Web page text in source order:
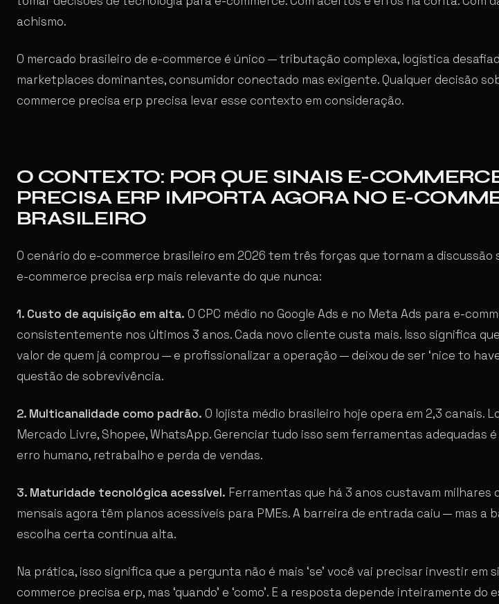
achismo.
O mercado brasileiro de e-commerce é único — tributação complexa, logística
marketplaces dominantes, consumidor conectado mas exigente. Qualquer decisão
commerce precisa erp precisa levar esse contexto em consideração.
O CONTEXTO: POR QUE SINAIS E-
PRECISA ERP IMPORTA AGORA NO E-
BRASILEIRO
O cenário do e-commerce brasileiro em 2026 tem três forças que tornam a discussão
e-commerce precisa erp mais relevante do que nunca:
1. Custo de aquisição em alta. O CPC médio no Google Ads e no Meta Ads para e-
consistentemente nos últimos 3 anos. Cada novo cliente custa mais. Isso significa
valor de quem já comprou — e profissionalizar a operação — deixou de ser ‘nice to
questão de sobrevivência.
2. Multicanalidade como padrão. O lojista médio brasileiro hoje opera em 2,3 canais.
Mercado Livre, Shopee, WhatsApp. Gerenciar tudo isso sem ferramentas adequadas
erro humano, retrabalho e perda de vendas.
3. Maturidade tecnológica acessível. Ferramentas que há 3 anos custavam milhares
mensais agora têm planos acessíveis para PMEs. A barreira de entrada caiu — mas a
escolha certa continua alta.
Na prática, isso significa que a pergunta não é mais ‘se’ você vai precisar investir em
commerce precisa erp, mas ‘quando’ e ‘como’. E a resposta depende inteiramente do